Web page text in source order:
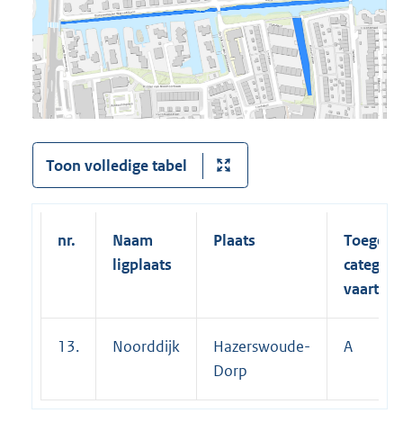
Toon volledige tabel
nr.
Naam
ligplaats
Plaats
13. Noorddijk
Hazerswoude-
Dorp
A